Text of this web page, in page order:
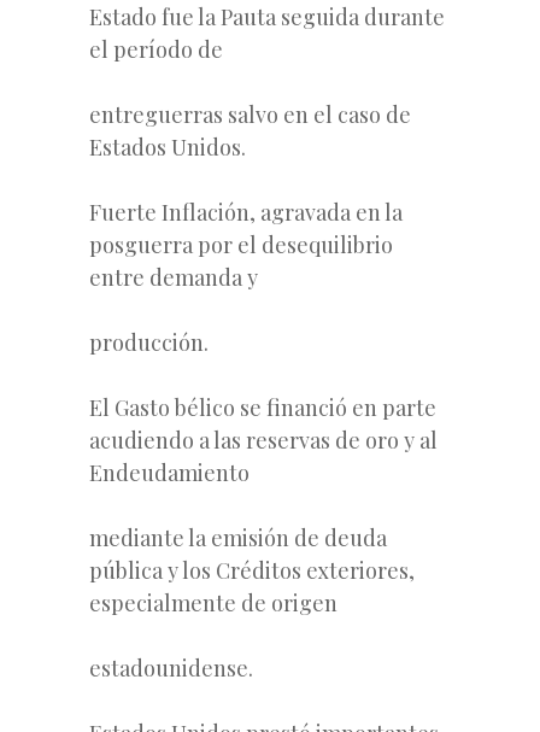
Estado fue la Pauta seguida durante
el período de
entreguerras salvo en el caso de
Estados Unidos.
Fuerte Inflación, agravada en la
posguerra por el desequilibrio
entre demanda y
producción.
El Gasto bélico se financió en parte
acudiendo a las reservas de oro y al
Endeudamiento
mediante la emisión de deuda
pública y los Créditos exteriores,
especialmente de origen
estadounidense.